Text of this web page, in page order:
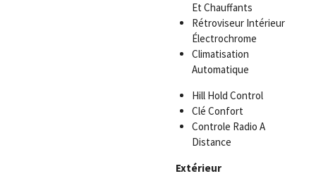
Et Chauffants
Rétroviseur Intérieur
Électrochrome
Climatisation
Automatique
Hill Hold Control
Clé Confort
Controle Radio A
Distance
Extérieur